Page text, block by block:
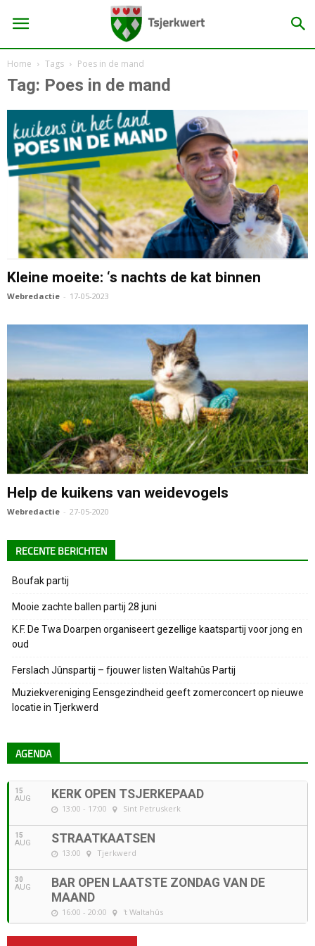
Home Tags Poes in de mand
Tag: Poes in de mand
Kleine moeite: ‘s nachts de kat binnen
Webredactie - 17-05-2023
Help de kuikens van weidevogels
Webredactie - 27-05-2020
RECENTE BERICHTEN
Boufak partij
Mooie zachte ballen partij 28 juni
K.F. De Twa Doarpen organiseert gezellige kaatspartij voor jong en
oud
Ferslach Jûnspartij – fjouwer listen Waltahûs Partij
Muziekvereniging Eensgezindheid geeft zomerconcert op nieuwe
locatie in Tjerkwerd
AGENDA
15
AUG KERK OPEN TSJERKEPAAD
13:00 - 17:00 Sint Petruskerk
15
AUG STRAATKAATSEN
13:00 Tjerkwerd
30
AUG
BAR OPEN LAATSTE ZONDAG VAN DE
MAAND
16:00 - 20:00 't Waltahûs